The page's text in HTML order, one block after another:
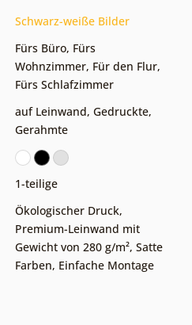
Schwarz-weiße Bilder
Fürs Büro, Fürs
Wohnzimmer, Für den Flur,
Fürs Schlafzimmer
auf Leinwand, Gedruckte,
Gerahmte
1-teilige
Ökologischer Druck,
Premium-Leinwand mit
Gewicht von 280 g/m², Satte
Farben, Einfache Montage